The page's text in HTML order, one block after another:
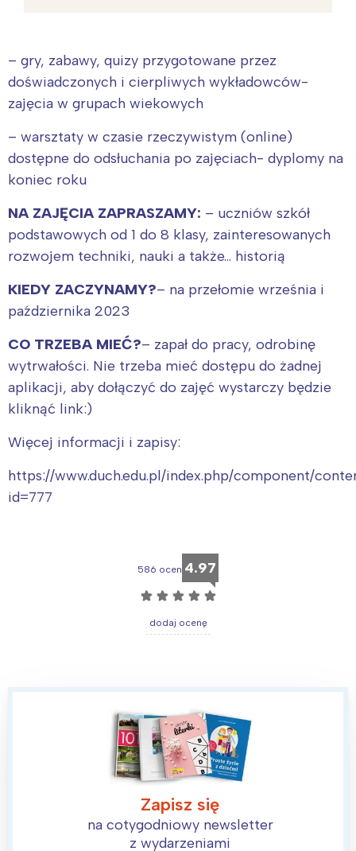
– gry, zabawy, quizy przygotowane przez
doświadczonych i cierpliwych wykładowców-
zajęcia w grupach wiekowych
– warsztaty w czasie rzeczywistym (online)
dostępne do odsłuchania po zajęciach- dyplomy na
koniec roku
NA ZAJĘCIA ZAPRASZAMY: – uczniów szkół
podstawowych od 1 do 8 klasy, zainteresowanych
rozwojem techniki, nauki a także… historią
KIEDY ZACZYNAMY?– na przełomie września i
października 2023
CO TRZEBA MIEĆ?– zapał do pracy, odrobinę
wytrwałości. Nie trzeba mieć dostępu do żadnej
aplikacji, aby dołączyć do zajęć wystarczy będzie
kliknąć link:)
Więcej informacji i zapisy:
https://www.duch.edu.pl/index.php/component/
id=777
586 ocen 4.97
☆ ☆ ☆ ☆ ☆
dodaj ocenę
Zapisz się
na cotygodniowy newsletter
z wydarzeniami